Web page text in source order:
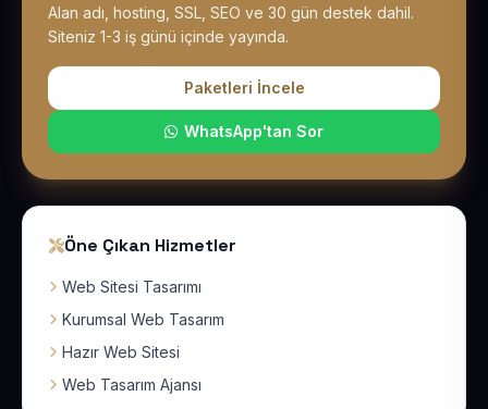
Alan adı, hosting, SSL, SEO ve 30 gün destek dahil.
Siteniz 1-3 iş günü içinde yayında.
Paketleri İncele
WhatsApp'tan Sor
Öne Çıkan Hizmetler
Web Sitesi Tasarımı
Kurumsal Web Tasarım
Hazır Web Sitesi
Web Tasarım Ajansı